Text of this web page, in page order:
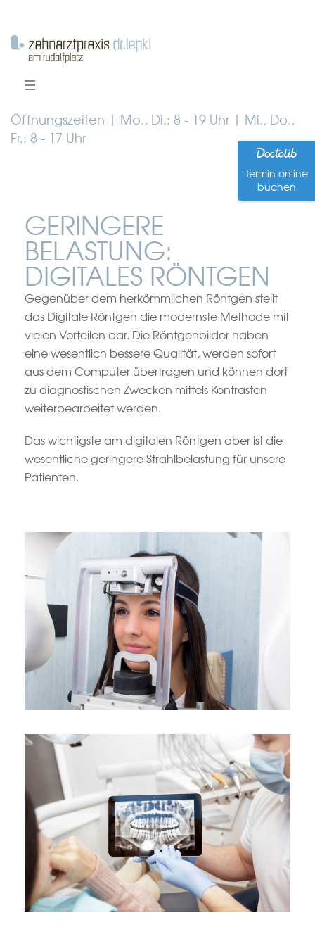
Öffnungszeiten | Mo., Di.: 8 - 19 Uhr | Mi., Do.,
Fr.: 8 - 17 Uhr
GERINGERE
BELASTUNG:
DIGITALES RÖNTGEN
Gegenüber dem herkömmlichen Röntgen stellt
das Digitale Röntgen die modernste Methode mit
vielen Vorteilen dar. Die Röntgenbilder haben
eine wesentlich bessere Qualität, werden sofort
aus dem Computer übertragen und können dort
zu diagnostischen Zwecken mittels Kontrasten
weiterbearbeitet werden.
Das wichtigste am digitalen Röntgen aber ist die
wesentliche geringere Strahlbelastung für unsere
Patienten.
Termin online
buchen